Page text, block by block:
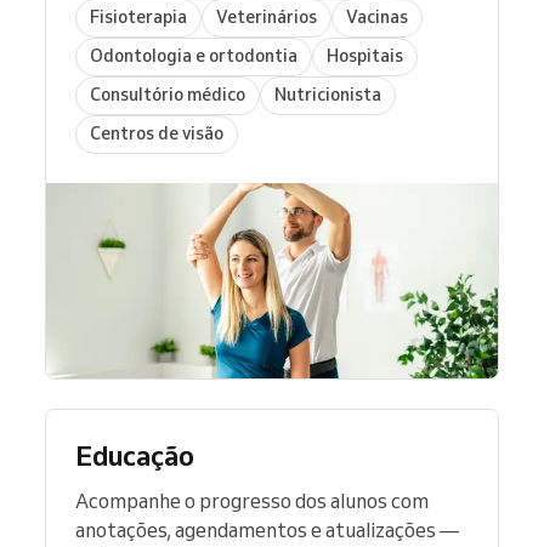
Fisioterapia
Veterinários
Vacinas
Odontologia e ortodontia
Hospitais
Consultório médico
Nutricionista
Centros de visão
Educação
Acompanhe o progresso dos alunos com
anotações, agendamentos e atualizações —